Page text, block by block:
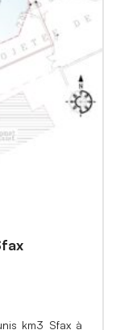
km3 Sfax à